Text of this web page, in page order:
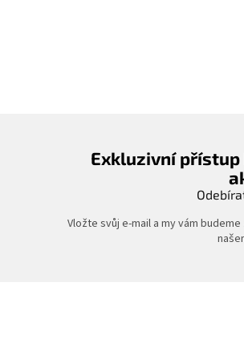
Exkluzivní přístup
Vložte svůj e-mail a my vám